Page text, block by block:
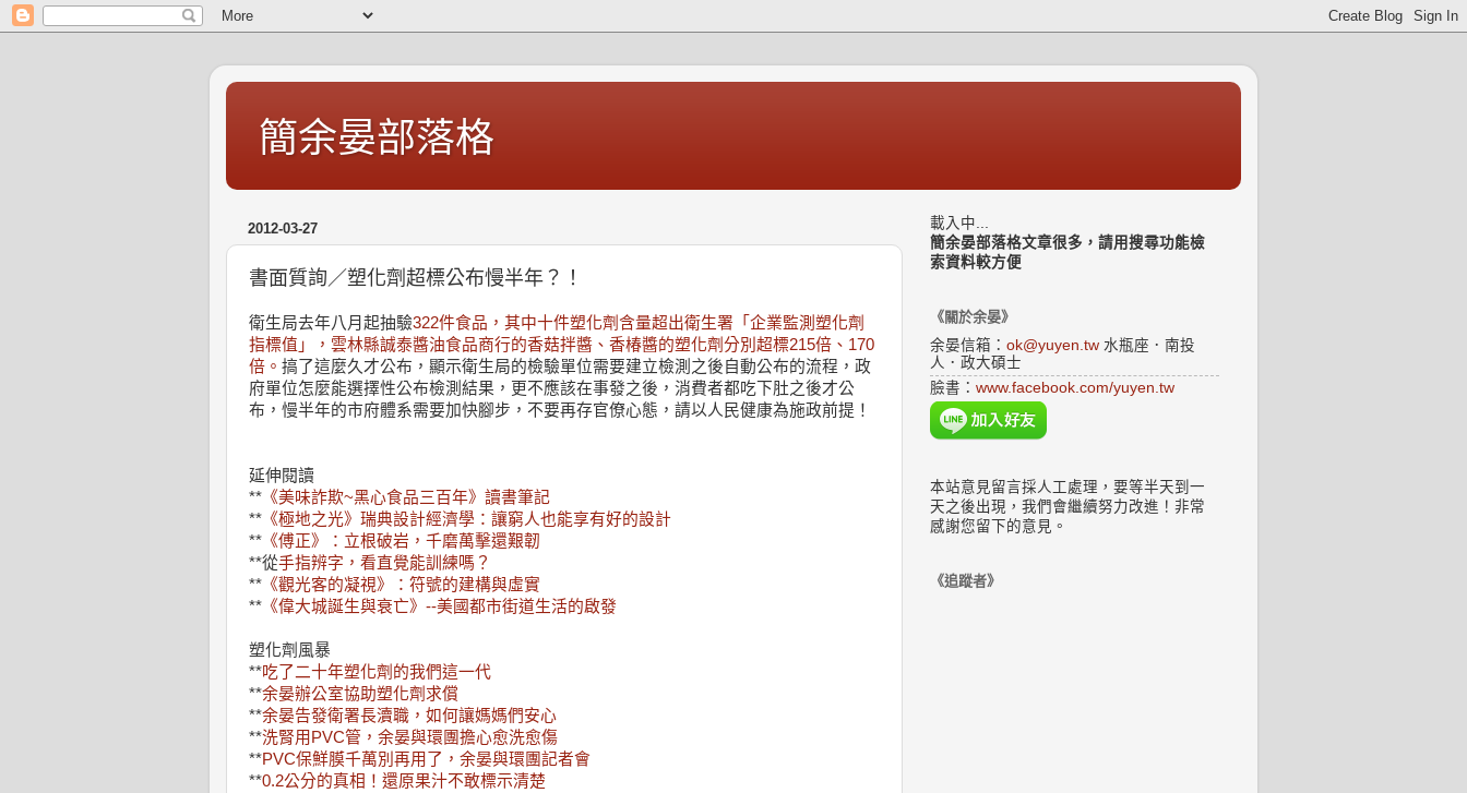
簡余晏部落格
2012-03-27
書面質詢／塑化劑超標公布慢半年？！
衛生局去年八月起抽驗322件食品，其中十件塑化劑含量超出衛生署「企業監測塑化劑
指標值」，雲林縣誠泰醬油食品商行的香菇拌醬、香椿醬的塑化劑分別超標215倍、170
倍。 搞了這麼久才公布，顯示衛生局的檢驗單位需要建立檢測之後自動公布的流程，政
府單位怎麼能選擇性公布檢測結果，更不應該在事發之後，消費者都吃下肚之後才公
布，慢半年的市府體系需要加快腳步，不要再存官僚心態，請以人民健康為施政前提！
延伸閱讀
** 《美味詐欺~黑心食品三百年》讀書筆記
** 《極地之光》瑞典設計經濟學：讓窮人也能享有好的設計
** 《傅正》：立根破岩，千磨萬擊還艱韌
**從手指辨字，看直覺能訓練嗎？
** 《觀光客的凝視》：符號的建構與虛實
** 《偉大城誕生與衰亡》--美國都市街道生活的啟發
塑化劑風暴
**吃了二十年塑化劑的我們這一代
**余晏辦公室協助塑化劑求償
**余晏告發衛署長瀆職，如何讓媽媽們安心
**洗腎用PVC管，余晏與環團擔心愈洗愈傷
**PVC保鮮膜千萬別再用了，余晏與環團記者會
**0.2公分的真相！還原果汁不敢標示清楚
載入中...
簡余晏部落格文章很多，請用搜尋功能檢
索資料較方便
《關於余晏》
余晏信箱： ok@yuyen.tw 水瓶座．南投
人．政大碩士
臉書： www.facebook.com/yuyen.tw
本站意見留言採人工處理，要等半天到一
天之後出現，我們會繼續努力改進！非常
感謝您留下的意見。
《追蹤者》